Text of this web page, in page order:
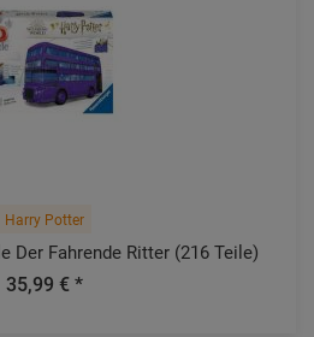
Harry Potter
Der Fahrende Ritter (216 Teile)
35,99 € *